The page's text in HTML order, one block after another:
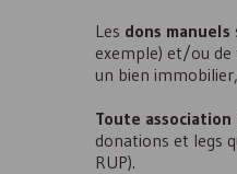
Les dons manuels
exemple) et/ou
un bien
Toute
donations et legs
RUP).